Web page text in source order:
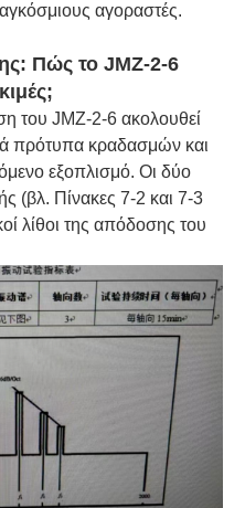
αγοραστές.
Πώς το JMZ-2-6
του JMZ-2-6 ακολουθεί
πρότυπα κραδασμών και
εξοπλισμό. Οι δύο
(βλ. Πίνακες 7-2 και 7-3
λίθοι της απόδοσης του